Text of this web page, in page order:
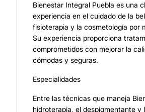
Bienestar Integral Puebla es una
experiencia en el cuidado de la
fisioterapia y la cosmetología por
Su experiencia proporciona
comprometidos con mejorar la
cómodas y seguras.
Especialidades
Entre las técnicas que maneja
hidroterapia, el despigmentante y